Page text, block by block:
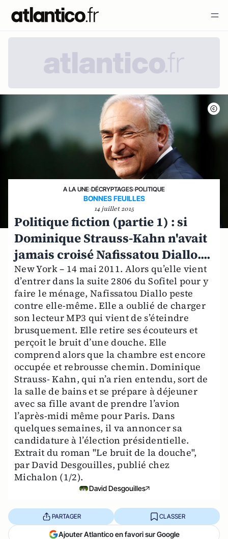
A LA UNE›DÉCRYPTAGES›POLITIQUE
BONNES FEUILLES
14 juillet 2015
Politique fiction (partie 1) : si
Dominique Strauss-Kahn n'avait
jamais croisé Nafissatou Diallo....
New York – 14 mai 2011. Alors qu’elle vient
d’entrer dans la suite 2806 du Sofitel pour y
faire le ménage, Nafissatou Diallo peste
contre elle-même. Elle a oublié de charger
son lecteur MP3 qui vient de s’éteindre
brusquement. Elle retire ses écouteurs et
perçoit le bruit d’une douche. Elle
comprend alors que la chambre est encore
occupée et rebrousse chemin. Dominique
Strauss- Kahn, qui n’a rien entendu, sort de
la salle de bains et se prépare à déjeuner
avec sa fille avant de prendre l’avion
l’après-midi même pour Paris. Dans
quelques semaines, il va annoncer sa
candidature à l’élection présidentielle.
Extrait du roman "Le bruit de la douche",
par David Desgouilles, publié chez
Michalon (1/2).
David Desgouilles
PARTAGER CLASSER
Ajouter Atlantico en favori sur Google